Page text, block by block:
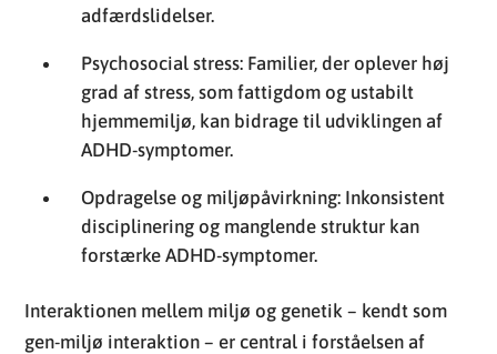
adfærdslidelser.
Psychosocial stress: Familier, der oplever høj
grad af stress, som fattigdom og ustabilt
hjemmemiljø, kan bidrage til udviklingen af
ADHD-symptomer.
Opdragelse og miljøpåvirkning: Inkonsistent
disciplinering og manglende struktur kan
forstærke ADHD-symptomer.
Interaktionen mellem miljø og genetik – kendt som
gen-miljø interaktion – er central i forståelsen af